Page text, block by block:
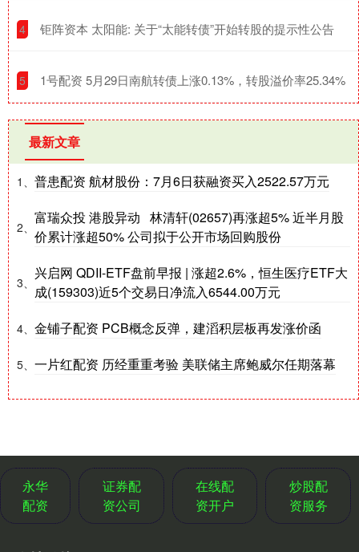
4 ​钜阵资本 太阳能: 关于“太能转债”开始转股的提示性公告
5 ​1号配资 5月29日南航转债上涨0.13%，转股溢价率25.34%
最新文章
1、 普患配资 航材股份：7月6日获融资买入2522.57万元
2、
富瑞众投 港股异动 林清轩(02657)再涨超5% 近半月股
价累计涨超50% 公司拟于公开市场回购股份
3、
兴启网 QDII-ETF盘前早报 | 涨超2.6%，恒生医疗ETF大
成(159303)近5个交易日净流入6544.00万元
4、 金铺子配资 PCB概念反弹，建滔积层板再发涨价函
5、 一片红配资 历经重重考验 美联储主席鲍威尔任期落幕
永华
配资
证券配
资公司
在线配
资开户
炒股配
资服务